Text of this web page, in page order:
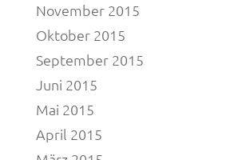
November 2015
Oktober 2015
September 2015
Juni 2015
Mai 2015
April 2015